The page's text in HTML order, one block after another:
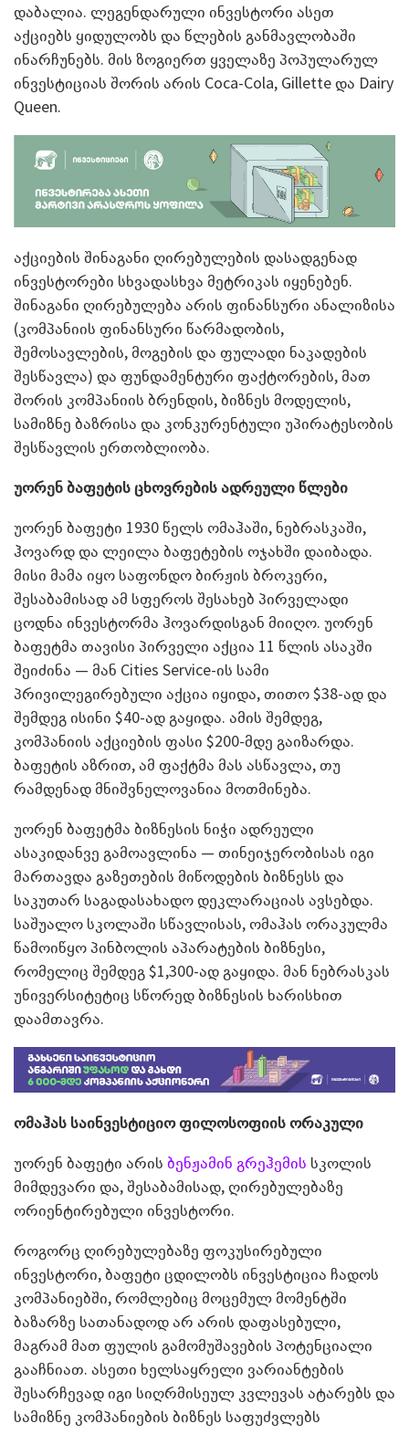
დაბალია. ლეგენდარული ინვესტორი ასეთ
აქციებს ყიდულობს და წლების განმავლობაში
ინარჩუნებს. მის ზოგიერთ ყველაზე პოპულარულ
ინვესტიციას შორის არის Coca-Cola, Gillette და Dairy
Queen.
აქციების შინაგანი ღირებულების დასადგენად
ინვესტორები სხვადასხვა მეტრიკას იყენებენ.
შინაგანი ღირებულება არის ფინანსური ანალიზისა
(კომპანიის ფინანსური წარმადობის,
შემოსავლების, მოგების და ფულადი ნაკადების
შესწავლა) და ფუნდამენტური ფაქტორების, მათ
შორის კომპანიის ბრენდის, ბიზნეს მოდელის,
სამიზნე ბაზრისა და კონკურენტული უპირატესობის
შესწავლის ერთობლიობა.
უორენ ბაფეტის ცხოვრების ადრეული წლები
უორენ ბაფეტი 1930 წელს ომაჰაში, ნებრასკაში,
ჰოვარდ და ლეილა ბაფეტების ოჯახში დაიბადა.
მისი მამა იყო საფონდო ბირჟის ბროკერი,
შესაბამისად ამ სფეროს შესახებ პირველადი
ცოდნა ინვესტორმა ჰოვარდისგან მიიღო. უორენ
ბაფეტმა თავისი პირველი აქცია 11 წლის ასაკში
შეიძინა — მან Cities Service-ის სამი
პრივილეგირებული აქცია იყიდა, თითო $38-ად და
შემდეგ ისინი $40-ად გაყიდა. ამის შემდეგ,
კომპანიის აქციების ფასი $200-მდე გაიზარდა.
ბაფეტის აზრით, ამ ფაქტმა მას ასწავლა, თუ
რამდენად მნიშვნელოვანია მოთმინება.
უორენ ბაფეტმა ბიზნესის ნიჭი ადრეული
ასაკიდანვე გამოავლინა — თინეიჯერობისას იგი
მართავდა გაზეთების მიწოდების ბიზნესს და
საკუთარ საგადასახადო დეკლარაციას ავსებდა.
საშუალო სკოლაში სწავლისას, ომაჰას ორაკულმა
წამოიწყო პინბოლის აპარატების ბიზნესი,
რომელიც შემდეგ $1,300-ად გაყიდა. მან ნებრასკას
უნივერსიტეტიც სწორედ ბიზნესის ხარისხით
დაამთავრა.
ომაჰას საინვესტიციო ფილოსოფიის ორაკული
უორენ ბაფეტი არის ბენჟამინ გრეჰემის სკოლის
მიმდევარი და, შესაბამისად, ღირებულებაზე
ორიენტირებული ინვესტორი.
როგორც ღირებულებაზე ფოკუსირებული
ინვესტორი, ბაფეტი ცდილობს ინვესტიცია ჩადოს
კომპანიებში, რომლებიც მოცემულ მომენტში
ბაზარზე სათანადოდ არ არის დაფასებული,
მაგრამ მათ ფულის გამომუშავების პოტენციალი
გააჩნიათ. ასეთი ხელსაყრელი ვარიანტების
შესარჩევად იგი სიღრმისეულ კვლევას ატარებს და
სამიზნე კომპანიების ბიზნეს საფუძვლებს